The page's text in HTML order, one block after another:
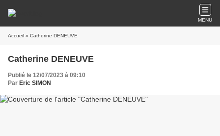
MENU
Accueil » Catherine DENEUVE
Catherine DENEUVE
Publié le 12/07/2023 à 09:10
Par Eric SIMON